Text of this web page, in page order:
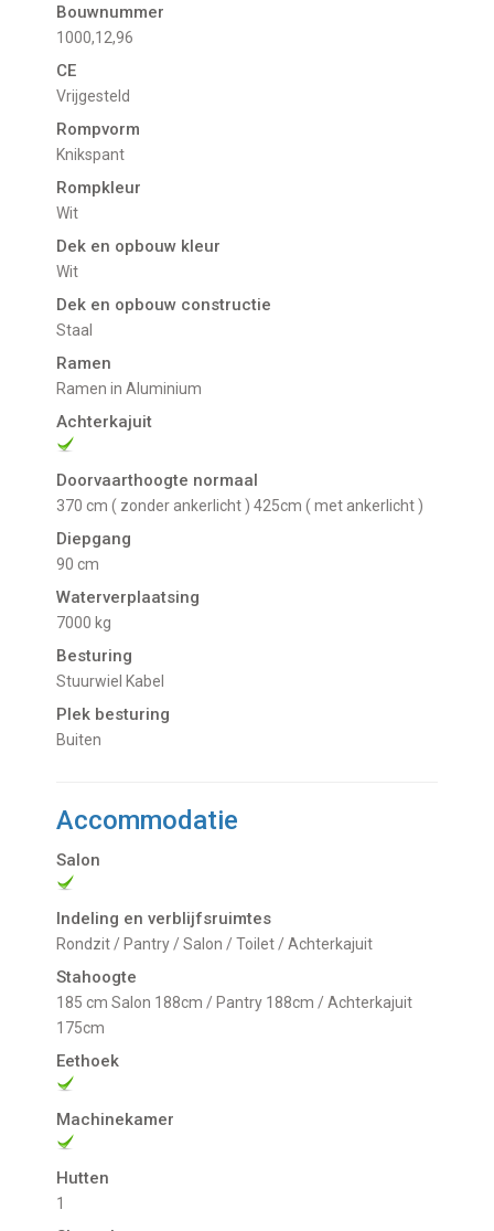
Bouwnummer
1000,12,96
CE
Vrijgesteld
Rompvorm
Knikspant
Rompkleur
Wit
Dek en opbouw kleur
Wit
Dek en opbouw constructie
Staal
Ramen
Ramen in Aluminium
Achterkajuit
Doorvaarthoogte normaal
370 cm ( zonder ankerlicht ) 425cm ( met ankerlicht )
Diepgang
90 cm
Waterverplaatsing
7000 kg
Besturing
Stuurwiel Kabel
Plek besturing
Buiten
Accommodatie
Salon
Indeling en verblijfsruimtes
Rondzit / Pantry / Salon / Toilet / Achterkajuit
Stahoogte
185 cm Salon 188cm / Pantry 188cm / Achterkajuit
175cm
Eethoek
Machinekamer
Hutten
1